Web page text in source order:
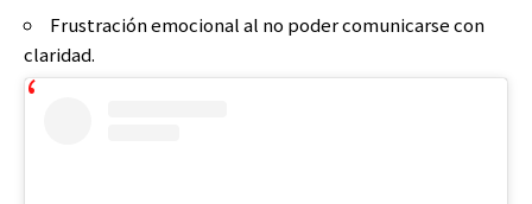
Frustración emocional al no poder comunicarse con
claridad.